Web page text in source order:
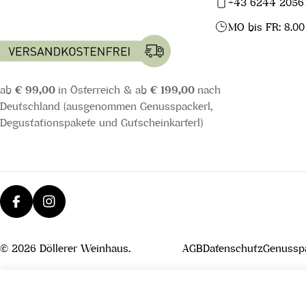
MO bis FR:
ab € 99,00 in Österreich & ab € 199,00 nach
Deutschland (ausgenommen Genusspackerl,
Degustationspakete und Gutscheinkarterl)
FacebookInstagram
© 2026 Döllerer Weinhaus. AGBDatenschutz